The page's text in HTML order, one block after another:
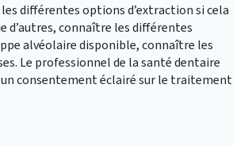
différentes options d’extraction si cela
d’autres, connaître les différentes
alvéolaire disponible, connaître les
Le professionnel de la santé dentaire
consentement éclairé sur le traitement